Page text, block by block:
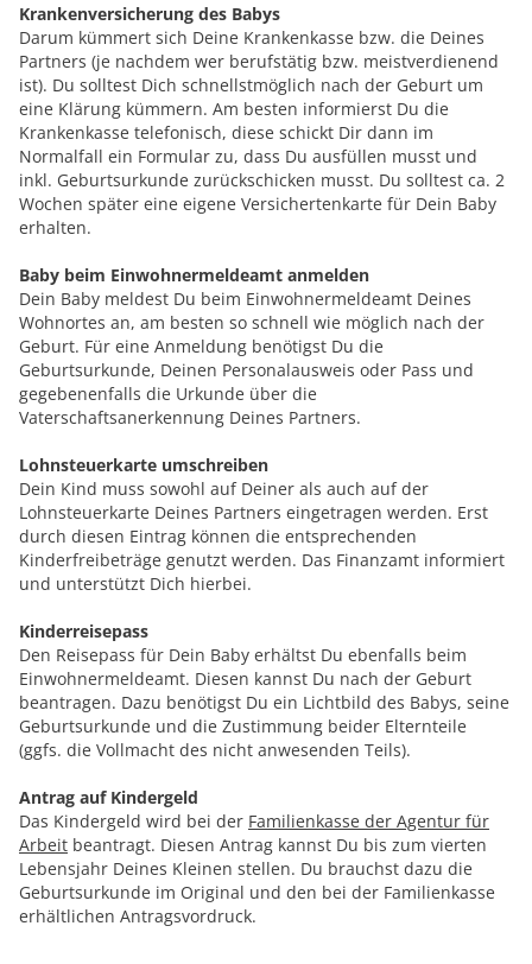
Krankenversicherung des Babys
Darum kümmert sich Deine Krankenkasse bzw. die Deines
Partners (je nachdem wer berufstätig bzw. meistverdienend
ist). Du solltest Dich schnellstmöglich nach der Geburt um
eine Klärung kümmern. Am besten informierst Du die
Krankenkasse telefonisch, diese schickt Dir dann im
Normalfall ein Formular zu, dass Du ausfüllen musst und
inkl. Geburtsurkunde zurückschicken musst. Du solltest ca. 2
Wochen später eine eigene Versichertenkarte für Dein Baby
erhalten.
Baby beim Einwohnermeldeamt anmelden
Dein Baby meldest Du beim Einwohnermeldeamt Deines
Wohnortes an, am besten so schnell wie möglich nach der
Geburt. Für eine Anmeldung benötigst Du die
Geburtsurkunde, Deinen Personalausweis oder Pass und
gegebenenfalls die Urkunde über die
Vaterschaftsanerkennung Deines Partners.
Lohnsteuerkarte umschreiben
Dein Kind muss sowohl auf Deiner als auch auf der
Lohnsteuerkarte Deines Partners eingetragen werden. Erst
durch diesen Eintrag können die entsprechenden
Kinderfreibeträge genutzt werden. Das Finanzamt informiert
und unterstützt Dich hierbei.
Kinderreisepass
Den Reisepass für Dein Baby erhältst Du ebenfalls beim
Einwohnermeldeamt. Diesen kannst Du nach der Geburt
beantragen. Dazu benötigst Du ein Lichtbild des Babys, seine
Geburtsurkunde und die Zustimmung beider Elternteile
(ggfs. die Vollmacht des nicht anwesenden Teils).
Antrag auf Kindergeld
Das Kindergeld wird bei der Familienkasse der Agentur für
Arbeit beantragt. Diesen Antrag kannst Du bis zum vierten
Lebensjahr Deines Kleinen stellen. Du brauchst dazu die
Geburtsurkunde im Original und den bei der Familienkasse
erhältlichen Antragsvordruck.